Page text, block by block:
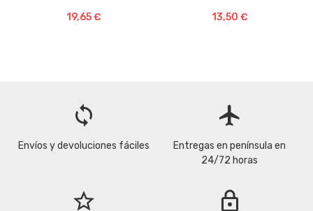
19,65 € 13,50 €
loop
Envíos y devoluciones fáciles
flight
Entregas en península en
24/72 horas
star_border lock